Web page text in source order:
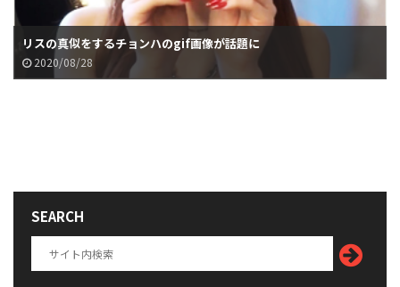
リスの真似をするチョンハのgif画像が話題に
2020/08/28
SEARCH